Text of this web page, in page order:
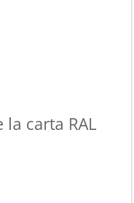
carta RAL